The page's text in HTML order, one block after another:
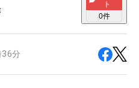
ト
0件
分